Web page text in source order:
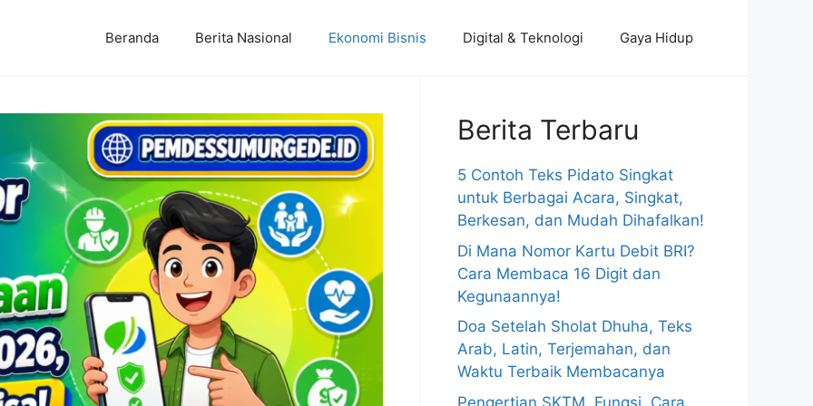
Beranda Berita Nasional Ekonomi Bisnis Digital & Teknologi Gaya Hidup
Berita Terbaru
5 Contoh Teks Pidato Singkat
untuk Berbagai Acara, Singkat,
Berkesan, dan Mudah Dihafalkan!
Di Mana Nomor Kartu Debit BRI?
Cara Membaca 16 Digit dan
Kegunaannya!
Doa Setelah Sholat Dhuha, Teks
Arab, Latin, Terjemahan, dan
Waktu Terbaik Membacanya
Pengertian SKTM, Fungsi, Cara